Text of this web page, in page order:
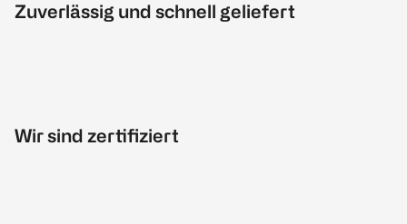
Zuverlässig und schnell geliefert
Wir sind zertifiziert